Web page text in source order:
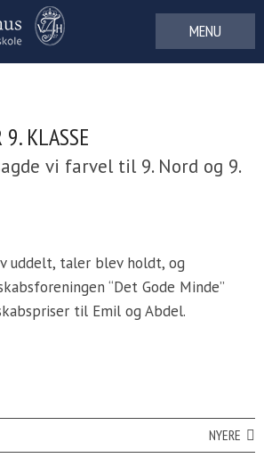
KLASSE
vi farvel til 9. Nord og 9.
uddelt, taler blev holdt, og
“Det Gode Minde”
til Emil og Abdel.
NYERE